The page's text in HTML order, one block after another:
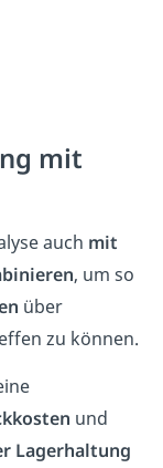
mit
auch mit
, um so
über
zu können.
und
Lagerhaltung